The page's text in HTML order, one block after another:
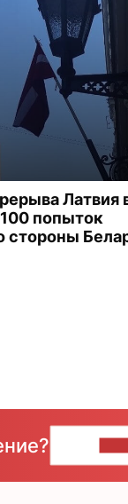
Латвия
попыток
стороны